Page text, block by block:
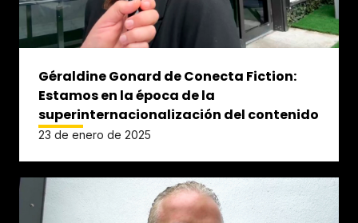
Géraldine Gonard de Conecta Fiction:
Estamos en la época de la
superinternacionalización del contenido
23 de enero de 2025